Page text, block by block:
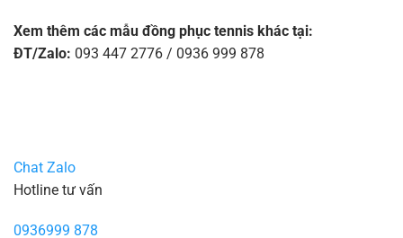
Xem thêm các mẫu đồng phục tennis khác tại:
ĐT/Zalo: 093 447 2776 / 0936 999 878
Chat Zalo
Hotline tư vấn
0936999 878